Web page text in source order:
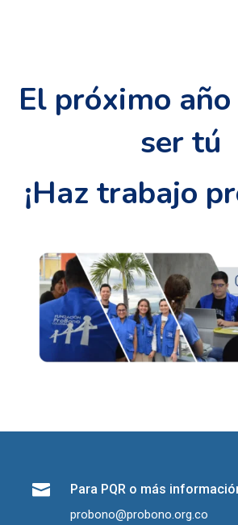
El próximo
ser tú
¡Haz trabajo
 Para PQR o más
probono@probono.org.co